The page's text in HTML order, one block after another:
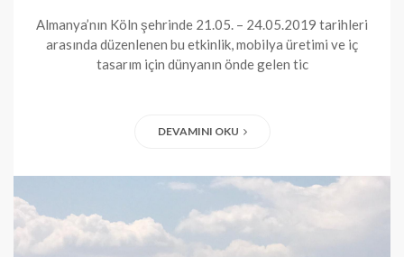
Almanya’nın Köln şehrinde 21.05. – 24.05.2019 tarihleri
arasında düzenlenen bu etkinlik, mobilya üretimi ve iç
tasarım için dünyanın önde gelen tic
DEVAMINI OKU